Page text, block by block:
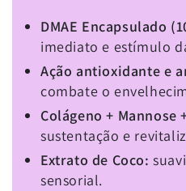
DMAE Encapsulado
imediato e estímulo
Ação antioxidante e
combate o
Colágeno + Mannose
sustentação e
Extrato de Coco:
sensorial.